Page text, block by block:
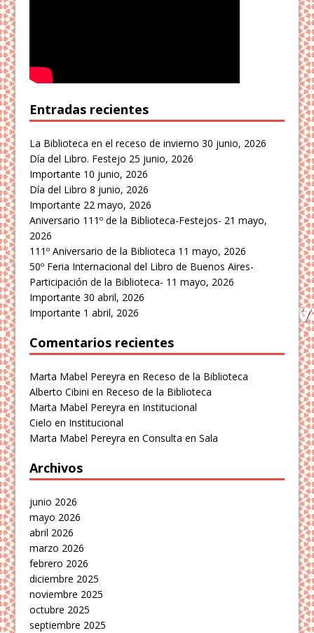
Entradas recientes
La Biblioteca en el receso de invierno 30 junio, 2026
Día del Libro. Festejo 25 junio, 2026
Importante 10 junio, 2026
Día del Libro 8 junio, 2026
Importante 22 mayo, 2026
Aniversario 111º de la Biblioteca-Festejos- 21 mayo,
2026
111º Aniversario de la Biblioteca 11 mayo, 2026
50º Feria Internacional del Libro de Buenos Aires-
Participación de la Biblioteca- 11 mayo, 2026
Importante 30 abril, 2026
Importante 1 abril, 2026
Comentarios recientes
Marta Mabel Pereyra en Receso de la Biblioteca
Alberto Cibini en Receso de la Biblioteca
Marta Mabel Pereyra en Institucional
Cielo en Institucional
Marta Mabel Pereyra enConsulta en Sala
Archivos
junio 2026
mayo 2026
abril 2026
marzo 2026
febrero 2026
diciembre 2025
noviembre 2025
octubre 2025
septiembre 2025